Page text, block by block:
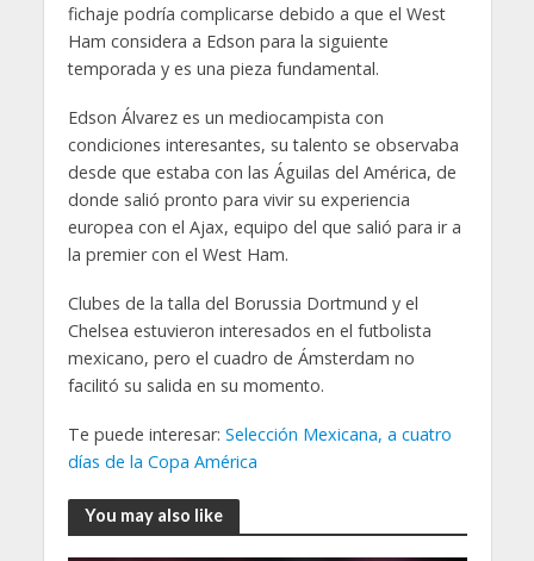
fichaje podría complicarse debido a que el West
Ham considera a Edson para la siguiente
temporada y es una pieza fundamental.
Edson Álvarez es un mediocampista con
condiciones interesantes, su talento se observaba
desde que estaba con las Águilas del América, de
donde salió pronto para vivir su experiencia
europea con el Ajax, equipo del que salió para ir a
la premier con el West Ham.
Clubes de la talla del Borussia Dortmund y el
Chelsea estuvieron interesados en el futbolista
mexicano, pero el cuadro de Ámsterdam no
facilitó su salida en su momento.
Te puede interesar: Selección Mexicana, a cuatro
días de la Copa América
You may also like